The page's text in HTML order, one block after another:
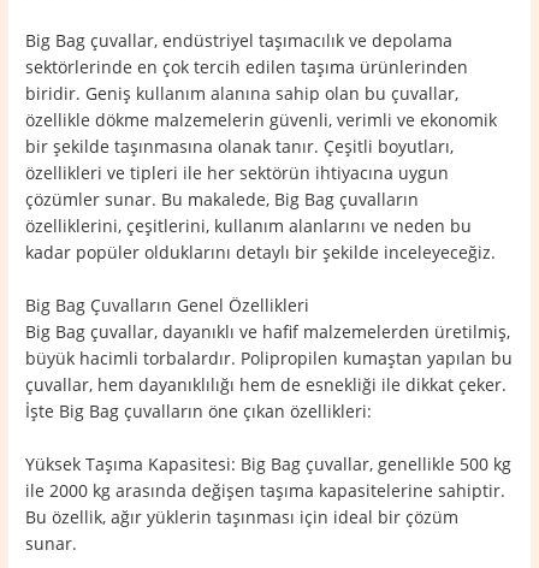
Big Bag çuvallar, endüstriyel taşımacılık ve depolama
sektörlerinde en çok tercih edilen taşıma ürünlerinden
biridir. Geniş kullanım alanına sahip olan bu çuvallar,
özellikle dökme malzemelerin güvenli, verimli ve ekonomik
bir şekilde taşınmasına olanak tanır. Çeşitli boyutları,
özellikleri ve tipleri ile her sektörün ihtiyacına uygun
çözümler sunar. Bu makalede, Big Bag çuvalların
özelliklerini, çeşitlerini, kullanım alanlarını ve neden bu
kadar popüler olduklarını detaylı bir şekilde inceleyeceğiz.
Big Bag Çuvalların Genel Özellikleri
Big Bag çuvallar, dayanıklı ve hafif malzemelerden üretilmiş,
büyük hacimli torbalardır. Polipropilen kumaştan yapılan bu
çuvallar, hem dayanıklılığı hem de esnekliği ile dikkat çeker.
İşte Big Bag çuvalların öne çıkan özellikleri:
Yüksek Taşıma Kapasitesi: Big Bag çuvallar, genellikle 500 kg
ile 2000 kg arasında değişen taşıma kapasitelerine sahiptir.
Bu özellik, ağır yüklerin taşınması için ideal bir çözüm
sunar.